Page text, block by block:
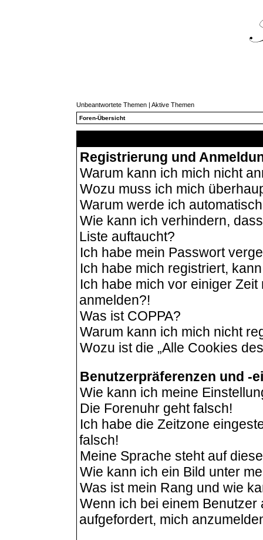
Unbeantwortete Themen | Aktive Themen
Foren-Übersicht
Registrierung und
Warum kann ich mich nicht
Wozu muss ich mich
Warum werde ich
Wie kann ich verhindern,
Liste auftaucht?
Ich habe mein Passwort
Ich habe mich registriert,
Ich habe mich vor einiger
anmelden?!
Was ist COPPA?
Warum kann ich mich nicht
Wozu ist die „Alle Cookies
Benutzerpräferenzen und -
Wie kann ich meine
Die Forenuhr geht falsch!
Ich habe die Zeitzone
falsch!
Meine Sprache steht auf
Wie kann ich ein Bild unter
Was ist mein Rang und wie
Wenn ich bei einem
aufgefordert, mich